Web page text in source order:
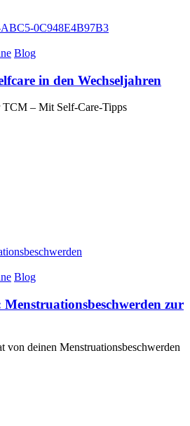
Blog
in den Wechseljahren
TCM – Mit Self-Care-Tipps
Blog
zur
von deinen Menstruationsbeschwerden